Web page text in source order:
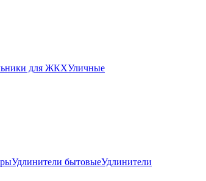
для ЖКХУличные
Удлинители бытовыеУдлинители